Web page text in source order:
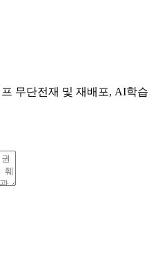
무단전재 및 재배포, AI학습